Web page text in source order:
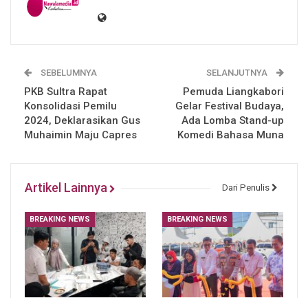
SEBELUMNYA
PKB Sultra Rapat
Konsolidasi Pemilu
2024, Deklarasikan Gus
Muhaimin Maju Capres
SELANJUTNYA
Pemuda Liangkabori
Gelar Festival Budaya,
Ada Lomba Stand-up
Komedi Bahasa Muna
Artikel Lainnya Dari Penulis
BREAKING NEWS BREAKING NEWS